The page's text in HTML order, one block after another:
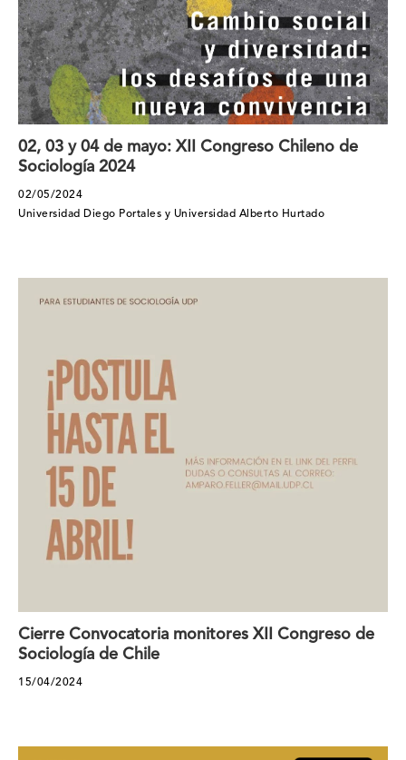
02, 03 y 04 de mayo: XII Congreso Chileno de
Sociología 2024
02/05/2024
Universidad Diego Portales y Universidad Alberto Hurtado
Cierre Convocatoria monitores XII Congreso de
Sociología de Chile
15/04/2024